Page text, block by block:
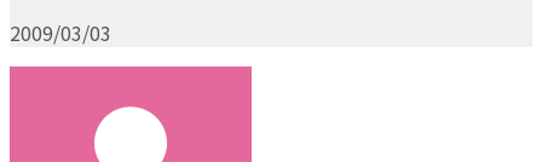
2009/03/03